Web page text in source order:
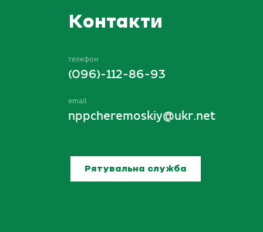
Контакти
телефон
(096)-112-86-93
email
nppcheremoskiy@ukr.net
Рятувальна служба